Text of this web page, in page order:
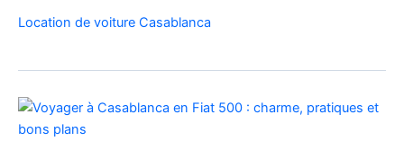
Kia
Picanto
Casablanca
Location de voiture Casablanca